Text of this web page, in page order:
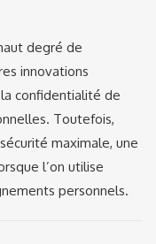
degré de
innovations
confidentialité de
Toutefois,
maximale, une
l’on utilise
personnels.